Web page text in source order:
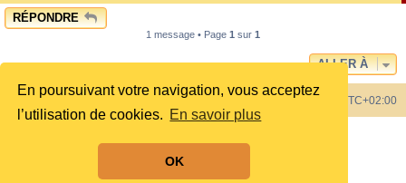
En poursuivant votre navigation, vous acceptez
l’utilisation de cookies. En savoir plus
OK
a
RÉPONDRE
1 message • Page 1 sur 1
ALLER À
Index du forum Heures au format UTC+02:00
Traduit par